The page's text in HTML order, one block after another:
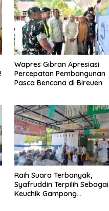
Wapres Gibran Apresiasi
Percepatan Pembangunan
Pasca Bencana di Bireuen
Raih Suara Terbanyak,
Syafruddin Terpilih Sebagai
Keuchik Gampong